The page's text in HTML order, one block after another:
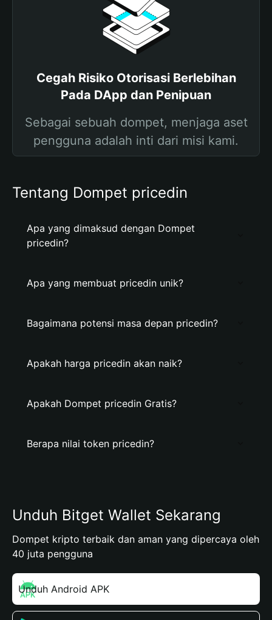
Cegah Risiko Otorisasi Berlebihan
Pada DApp dan Penipuan
Sebagai sebuah dompet, menjaga aset
pengguna adalah inti dari misi kami.
Tentang Dompet pricedin
Apa yang dimaksud dengan Dompet
pricedin?
Apa yang membuat pricedin unik?
Bagaimana potensi masa depan pricedin?
Apakah harga pricedin akan naik?
Apakah Dompet pricedin Gratis?
Berapa nilai token pricedin?
Unduh Bitget Wallet Sekarang
Dompet kripto terbaik dan aman yang dipercaya oleh
40 juta pengguna
Unduh Android APK